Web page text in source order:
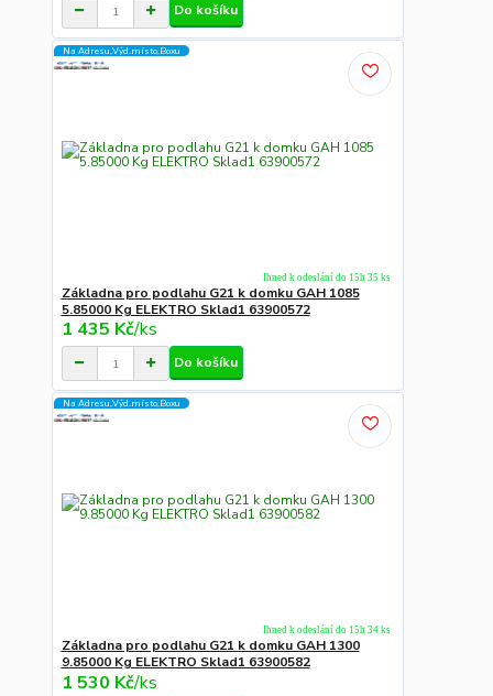
Do košíku
Na Adresu,Výd.místo,Boxu
Základna pro podlahu G21 k domku GAH 1085
5.85000 Kg ELEKTRO Sklad1 63900572
1 435 Kč/ks
Ihned k odeslání do 15h 35 ks
Do košíku
Na Adresu,Výd.místo,Boxu
Základna pro podlahu G21 k domku GAH 1300
9.85000 Kg ELEKTRO Sklad1 63900582
1 530 Kč/ks
Ihned k odeslání do 15h 34 ks